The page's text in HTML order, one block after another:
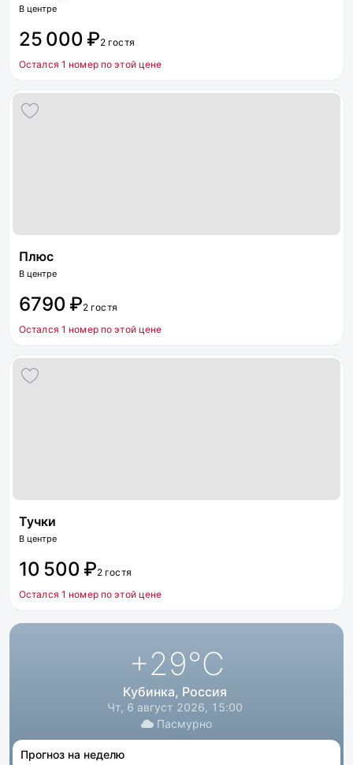
В центре
25 000 ₽2 гостя
Остался 1 номер по этой цене
Плюс
В центре
6790 ₽2 гостя
Остался 1 номер по этой цене
Тучки
В центре
10 500 ₽2 гостя
Остался 1 номер по этой цене
+29°C
Кубинка, Россия
Чт, 6 август 2026, 15:00
Пасмурно
Прогноз на неделю